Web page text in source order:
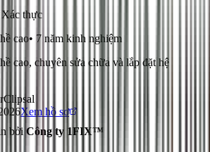
Xác thực
cao• 7 năm kinh nghiệm
cao, chuyên sửa chữa và lắp đặt hệ
Clipsal
Xem hồ sơ
bởi Công ty 1FIX™